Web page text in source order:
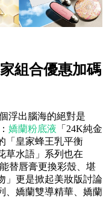
組合優惠加碼
浮出腦海的絕對是
嬌蘭粉底液 「24K純金
「皇家蜂王乳平衡
草水語」系列也在
替唇膏更換彩殼、堪
」更是掀起美妝版討論
、嬌蘭雙導精華、嬌蘭